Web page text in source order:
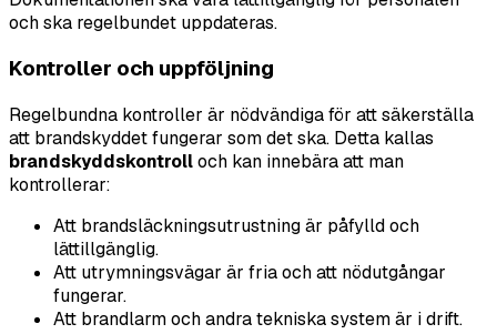
och ska regelbundet uppdateras.
Kontroller och uppföljning
Regelbundna kontroller är nödvändiga för att säkerställa
att brandskyddet fungerar som det ska. Detta kallas
brandskyddskontrolloch kan innebära att man
kontrollerar:
Att brandsläckningsutrustning är påfylld och
lättillgänglig.
Att utrymningsvägar är fria och att nödutgångar
fungerar.
Att brandlarm och andra tekniska system är i drift.